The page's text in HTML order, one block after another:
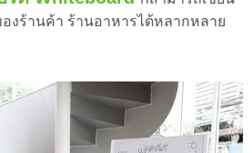
งร้านค้า ร้านอาหารได้หลากหลาย